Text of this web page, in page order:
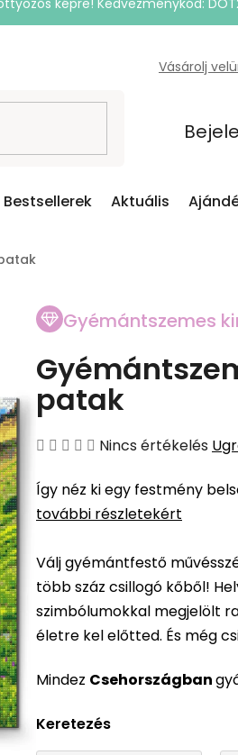
képre! Kedvezménykód:
Vásárolj
Bestsellerek Aktuális
Gyémántszemes
patak
A
átlagos
értékelése
ből
0,0
csillag.
Nincs értékelés
Így néz ki egy festmény
további részletekért
Válj gyémántfestő
több száz csillogó kőből!
szimbólumokkal megjelölt
életre kel előtted. És még
Mindez Csehországban
Keretezés